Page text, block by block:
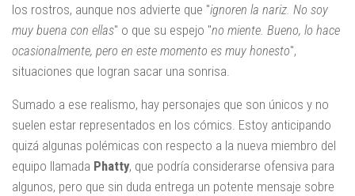
los rostros, aunque nos advierte que "ignoren la nariz. No soy
muy buena con ellas" o que su espejo "no miente. Bueno, lo hace
ocasionalmente, pero en este momento es muy honesto",
situaciones que logran sacar una sonrisa.
Sumado a ese realismo, hay personajes que son únicos y no
suelen estar representados en los cómics. Estoy anticipando
quizá algunas polémicas con respecto a la nueva miembro del
equipo llamada Phatty, que podría considerarse ofensiva para
algunos, pero que sin duda entrega un potente mensaje sobre